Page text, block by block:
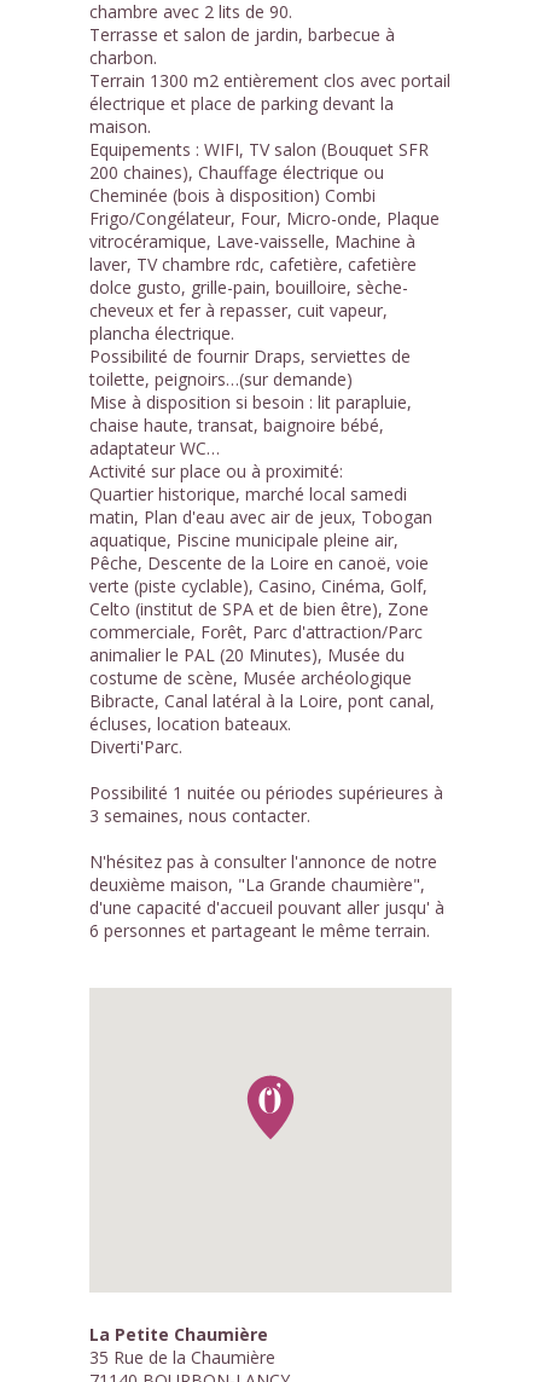
chambre avec 2 lits de 90.
Terrasse et salon de jardin, barbecue à
charbon.
Terrain 1300 m2 entièrement clos avec portail
électrique et place de parking devant la
maison.
Equipements : WIFI, TV salon (Bouquet SFR
200 chaines), Chauffage électrique ou
Cheminée (bois à disposition) Combi
Frigo/Congélateur, Four, Micro-onde, Plaque
vitrocéramique, Lave-vaisselle, Machine à
laver, TV chambre rdc, cafetière, cafetière
dolce gusto, grille-pain, bouilloire, sèche-
cheveux et fer à repasser, cuit vapeur,
plancha électrique.
Possibilité de fournir Draps, serviettes de
toilette, peignoirs…(sur demande)
Mise à disposition si besoin : lit parapluie,
chaise haute, transat, baignoire bébé,
adaptateur WC…
Activité sur place ou à proximité:
Quartier historique, marché local samedi
matin, Plan d'eau avec air de jeux, Tobogan
aquatique, Piscine municipale pleine air,
Pêche, Descente de la Loire en canoë, voie
verte (piste cyclable), Casino, Cinéma, Golf,
Celto (institut de SPA et de bien être), Zone
commerciale, Forêt, Parc d'attraction/Parc
animalier le PAL (20 Minutes), Musée du
costume de scène, Musée archéologique
Bibracte, Canal latéral à la Loire, pont canal,
écluses, location bateaux.
Diverti'Parc.
Possibilité 1 nuitée ou périodes supérieures à
3 semaines, nous contacter.
N'hésitez pas à consulter l'annonce de notre
deuxième maison, "La Grande chaumière",
d'une capacité d'accueil pouvant aller jusqu' à
6 personnes et partageant le même terrain.
La Petite Chaumière
35 Rue de la Chaumière